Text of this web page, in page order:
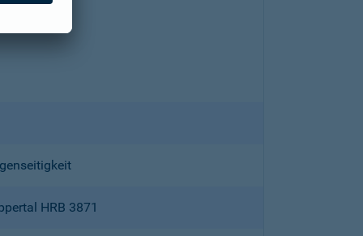
HRB 3871